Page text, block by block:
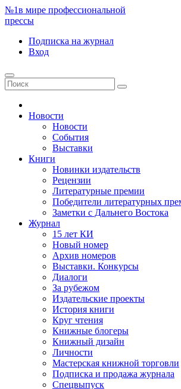
№1в мире профессиональной
прессы
Подписка на журнал
Вход
Новости
Новости
События
Выставки
Книги
Новинки издательств
Рецензии
Литературные премии
Победители литературных
Заметки с Дальнего Востока
Журнал
15 лет КИ
Новый номер
Архив номеров
Выставки. Конкурсы
Диалоги
За рубежом
Издательские проекты
История книги
Круг чтения
Книжные блогеры
Книжный дизайн
Личности
Мастерская книжной торговли
Подписка и продажа журнала
Спецвыпуск